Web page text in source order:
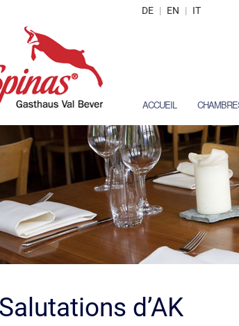
DE | EN | IT
ACCUEIL
Salutations d’AK